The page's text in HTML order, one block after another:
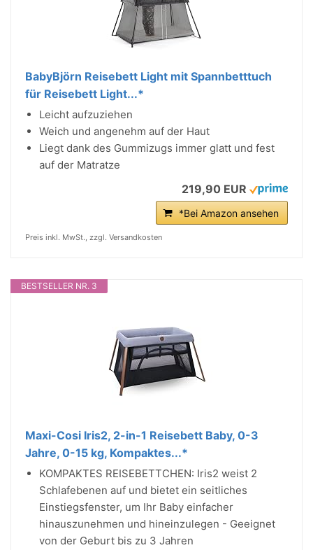
BabyBjörn Reisebett Light mit Spannbetttuch
für Reisebett Light...*
Leicht aufzuziehen
Weich und angenehm auf der Haut
Liegt dank des Gummizugs immer glatt und fest
auf der Matratze
219,90 EUR
*Bei Amazon ansehen
Preis inkl. MwSt., zzgl. Versandkosten
BESTSELLER NR. 3
Maxi-Cosi Iris2, 2-in-1 Reisebett Baby, 0-3
Jahre, 0-15 kg, Kompaktes...*
KOMPAKTES REISEBETTCHEN: Iris2 weist 2
Schlafebenen auf und bietet ein seitliches
Einstiegsfenster, um Ihr Baby einfacher
hinauszunehmen und hineinzulegen - Geeignet
von der Geburt bis zu 3 Jahren